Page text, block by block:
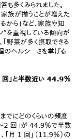
も多くみられました。
族が揃うことが増えた
から」など、家族や知
”を重視している傾向が
「野菜が多く摂取できる
のヘルシーさを挙げる
」と半数近い 44.9％
にどのくらいの頻度
2 回」が 44.9％で半数
「月 1 回」（11.9％）の